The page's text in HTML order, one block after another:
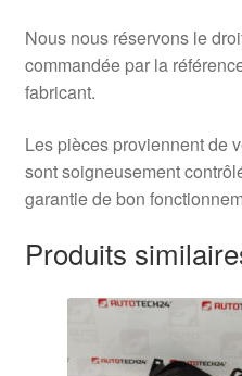
Nous nous réservons le
commandée par la
fabricant.
Les pièces proviennent de
sont soigneusement
garantie de bon
Produits